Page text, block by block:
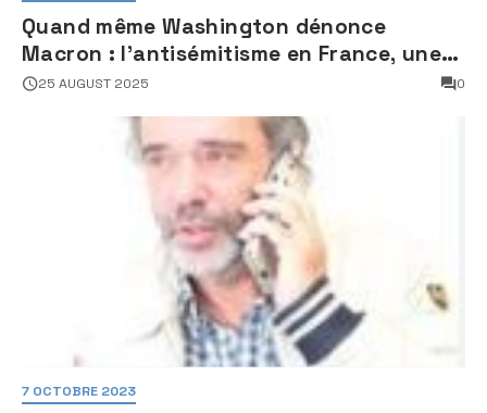
Quand même Washington dénonce
Macron : l’antisémitisme en France, une
faillite d’État
25 AUGUST 2025 0
7 OCTOBRE 2023